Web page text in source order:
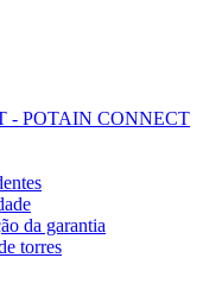
- POTAIN CONNECT
da garantia
torres